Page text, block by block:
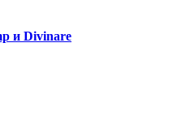
и Divinare